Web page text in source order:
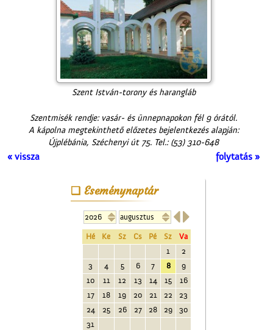
Szent István-torony és harangláb
Szentmisék rendje: vasár- és ünnepnapokon fél 9 órától.
A kápolna megtekinthető előzetes bejelentkezés alapján:
Újplébánia, Széchenyi út 75. Tel.: (53) 310-648
« vissza folytatás »
Eseménynaptár

Hé Ke Sz Cs Pé Sz
Va
1
2
3
4 5 6 7 8
9
10
11 12 13 14 15
16
17
18 19 20 21 22
23
24
25 26 27 28 29
30
31